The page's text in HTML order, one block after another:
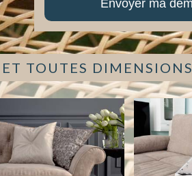
TOUTES DIMENSIONS